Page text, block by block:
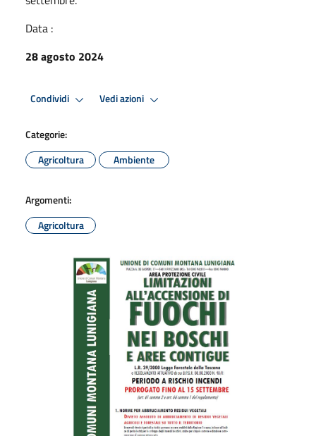
Data :
28 agosto 2024
Condividi Vedi azioni
Categorie:
Agricoltura
Ambiente
Argomenti:
Agricoltura